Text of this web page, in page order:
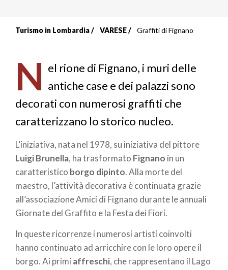
di
pane
Turismo in Lombardia VARESE Graffiti di Fignano
N el rione di Fignano, i muri delle
antiche case e dei palazzi sono
decorati con numerosi graffiti che
caratterizzano lo storico nucleo.
L’iniziativa, nata nel 1978, su iniziativa del pittore
Luigi Brunella, ha trasformato Fignano in un
caratteristico borgo dipinto. Alla morte del
maestro, l’attività decorativa è continuata grazie
all’associazione Amici di Fignano durante le annuali
Giornate del Graffito e la Festa dei Fiori.
In queste ricorrenze i numerosi artisti coinvolti
hanno continuato ad arricchire con le loro opere il
borgo. Ai primi affreschi, che rappresentano il Lago